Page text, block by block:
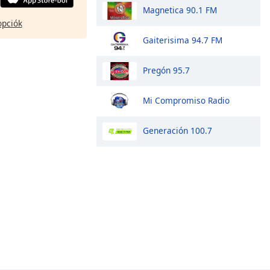
Magnetica 90.1 FM
Gaiterisima 94.7 FM
Pregón 95.7
Mi Compromiso Radio
Generación 100.7